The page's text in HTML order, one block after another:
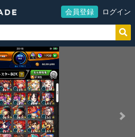
会員登録 ログイン